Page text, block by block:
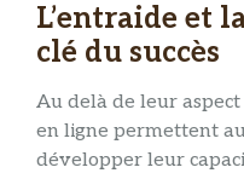
L’entraide et
clé du succès
Au delà de leur aspect
en ligne permettent
développer leur